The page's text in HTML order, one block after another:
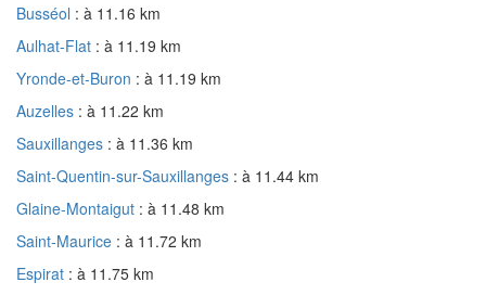
Busséol : à 11.16 km
Aulhat-Flat : à 11.19 km
Yronde-et-Buron : à 11.19 km
Auzelles : à 11.22 km
Sauxillanges : à 11.36 km
Saint-Quentin-sur-Sauxillanges : à 11.44 km
Glaine-Montaigut : à 11.48 km
Saint-Maurice : à 11.72 km
Espirat : à 11.75 km